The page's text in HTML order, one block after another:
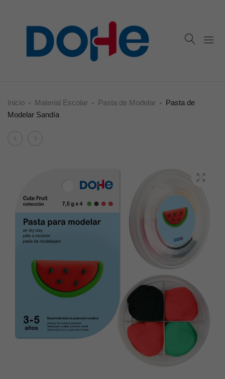
Inicio Material Escolar Pasta de Modelar
Pasta de
Modelar Sandía
Product
PastaPasta